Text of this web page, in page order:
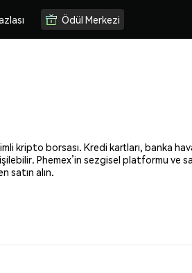
Ödül Merkezi
kripto borsası. Kredi kartları, banka
Phemex’in sezgisel platformu ve
satın alın.